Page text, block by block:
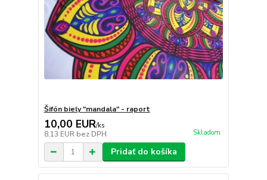
Šifón biely "mandala" - raport
10,00 EUR/ks
8,13 EUR bez DPH Skladom
Pridať do košíka